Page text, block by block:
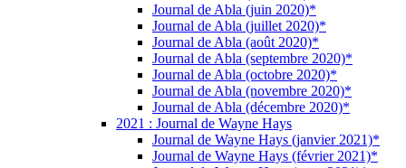
Journal de Abla (juin 2020)*
Journal de Abla (juillet 2020)*
Journal de Abla (août 2020)*
Journal de Abla (septembre 2020)*
Journal de Abla (octobre 2020)*
Journal de Abla (novembre 2020)*
Journal de Abla (décembre 2020)*
2021 : Journal de Wayne Hays
Journal de Wayne Hays (janvier 2021)*
Journal de Wayne Hays (février 2021)*